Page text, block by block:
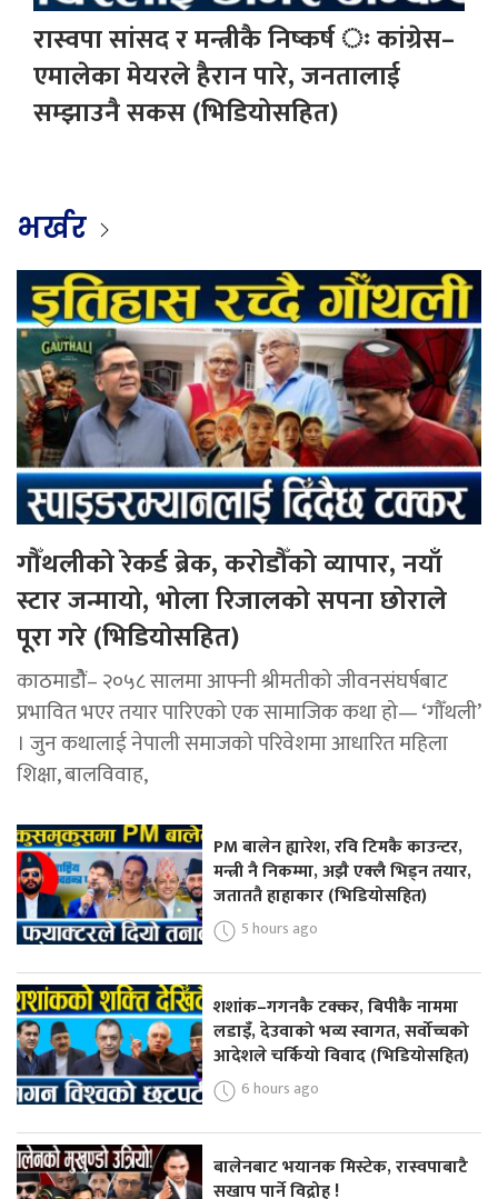
रास्वपा सांसद र मन्त्रीकै निष्कर्ष ः कांग्रेस–
एमालेका मेयरले हैरान पारे, जनतालाई
सम्झाउनै सकस (भिडियोसहित)
भर्खर
गौँथलीको रेकर्ड ब्रेक, करोडौँको व्यापार, नयाँ
स्टार जन्मायो, भोला रिजालको सपना छोराले
पूरा गरे (भिडियोसहित)
काठमाडोैं– २०५८ सालमा आफ्नी श्रीमतीको जीवनसंघर्षबाट
प्रभावित भएर तयार पारिएको एक सामाजिक कथा हो— ‘गौँथली’
। जुन कथालाई नेपाली समाजको परिवेशमा आधारित महिला
शिक्षा, बालविवाह,
PM बालेन ह्यारेश, रवि टिमकै काउन्टर,
मन्त्री नै निकम्मा, अझै एक्लै भिड्न तयार,
जताततै हाहाकार (भिडियोसहित)
5 hours ago
शशांक–गगनकै टक्कर, बिपीकै नाममा
लडाइँ, देउवाको भव्य स्वागत, सर्वोच्चको
आदेशले चर्कियो विवाद (भिडियोसहित)
6 hours ago
बालेनबाट भयानक मिस्टेक, रास्वपाबाटै
सखाप पार्ने विद्रोह !